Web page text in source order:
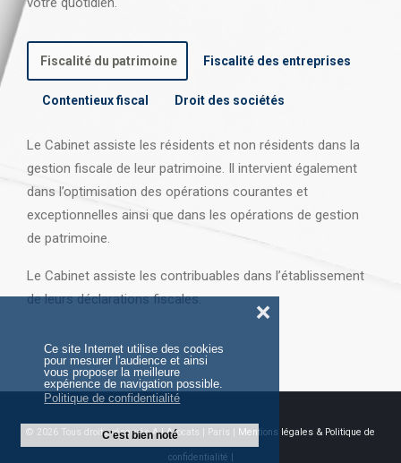
Ce site Internet utilise des cookies
pour mesurer l'audience et ainsi
vous proposer la meilleure
expérience de navigation possible.
Politique de confidentialité
C'est bien noté
❌
Fiscalité du patrimoine Fiscalité des entreprises
Contentieux fiscal Droit des sociétés
Le Cabinet assiste les résidents et non résidents dans la
gestion fiscale de leur patrimoine. Il intervient également
dans l’optimisation des opérations courantes et
exceptionnelles ainsi que dans les opérations de gestion
de patrimoine.
Le Cabinet assiste les contribuables dans l’établissement
de leurs déclarations fiscales.
© 2026 Tous droits réservés AJ Avocats | Paris | Mentions légales & Politique de
confidentialité |